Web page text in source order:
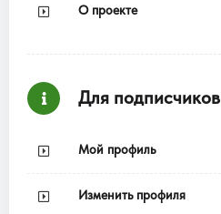
О проекте
Для подписчиков
Мой профиль
Изменить профиля